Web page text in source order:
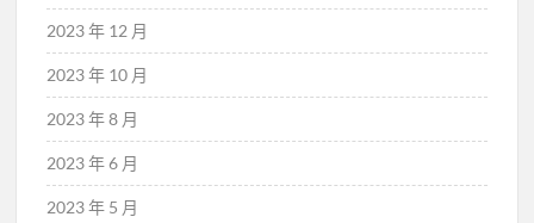
2023 年 12 月
2023 年 10 月
2023 年 8 月
2023 年 6 月
2023 年 5 月